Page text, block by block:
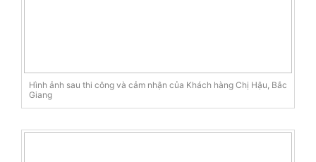
Hình ảnh sau thi công và cảm nhận của Khách hàng Chị Hậu, Bắc
Giang